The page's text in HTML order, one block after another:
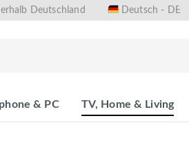
Deutschland Deutsch - DE
& PC TV, Home & Living